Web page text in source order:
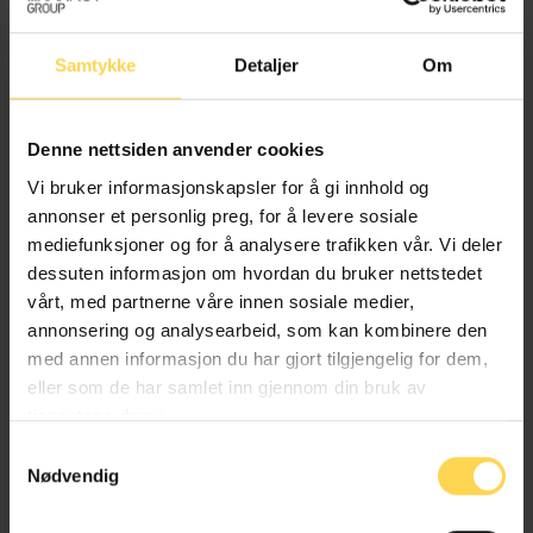
Samtykke Detaljer Om
Denne nettsiden anvender cookies
Vi bruker informasjonskapsler for å gi innhold og
annonser et personlig preg, for å levere sosiale
mediefunksjoner og for å analysere trafikken vår. Vi deler
dessuten informasjon om hvordan du bruker nettstedet
vårt, med partnerne våre innen sosiale medier,
annonsering og analysearbeid, som kan kombinere den
med annen informasjon du har gjort tilgjengelig for dem,
eller som de har samlet inn gjennom din bruk av
tjenestene deres.
Nødvendig
Transport og kommunikasjoner
Lov om Konvensjonen mot antipersonellminer
Internasjonal rett
Stats-, statsforfatnings- og statsborgerrett